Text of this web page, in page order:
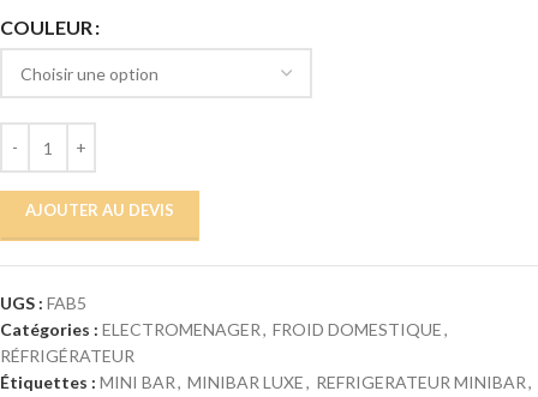
COULEUR
AJOUTER AU DEVIS
UGS : FAB5
Catégories : ELECTROMENAGER, FROID DOMESTIQUE,
RÉFRIGÉRATEUR
Étiquettes : MINI BAR, MINIBAR LUXE, REFRIGERATEUR MINIBAR,